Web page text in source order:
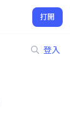
打開
登入